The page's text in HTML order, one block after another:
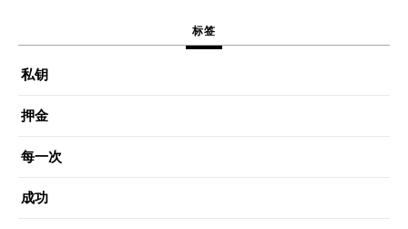
标签
私钥
押金
每一次
成功